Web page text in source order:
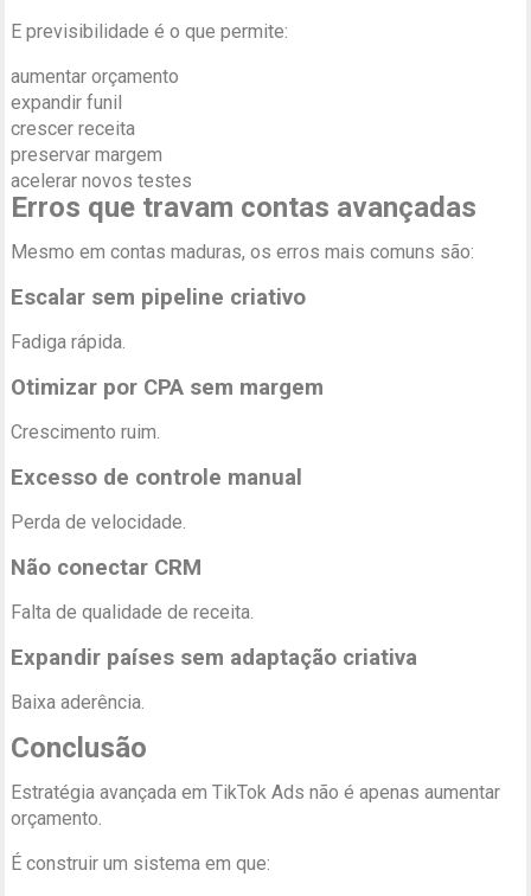
E previsibilidade é o que permite:
aumentar orçamento
expandir funil
crescer receita
preservar margem
acelerar novos testes
Erros que travam contas avançadas
Mesmo em contas maduras, os erros mais comuns são:
Escalar sem pipeline criativo
Fadiga rápida.
Otimizar por CPA sem margem
Crescimento ruim.
Excesso de controle manual
Perda de velocidade.
Não conectar CRM
Falta de qualidade de receita.
Expandir países sem adaptação criativa
Baixa aderência.
Conclusão
Estratégia avançada em TikTok Ads não é apenas aumentar
orçamento.
É construir um sistema em que: